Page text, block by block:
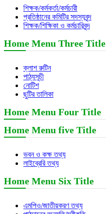
শিক্ষক/কর্মকর্তা/কর্মচারী
প্রতিষ্ঠানের কমিটির সদস্যবৃন্দ
শিক্ষক/শিক্ষিকা ও কর্মচারিবৃন্দ
Home Menu Three Title
ক্লাশ রুটিন
পাঠ্যসূচী
নোটিশ
ছুটির তালিকা
Home Menu Four Title
Home Menu five Title
ভবন ও কক্ষ তথ্য
লাইব্রেরি তথ্য
Home Menu Six Title
এমপিও/জাতীয়করণ তথ্য